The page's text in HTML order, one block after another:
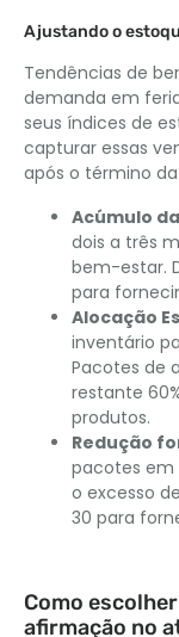
Ajustando o
Tendências de
demanda em
seus índices de
capturar essas
após o término
Acúmulo
dois a três
bem-estar.
para
Alocação
inventário
Pacotes de
restante
produtos.
Redução
pacotes em
o excesso
30 para
Como
afirmação no